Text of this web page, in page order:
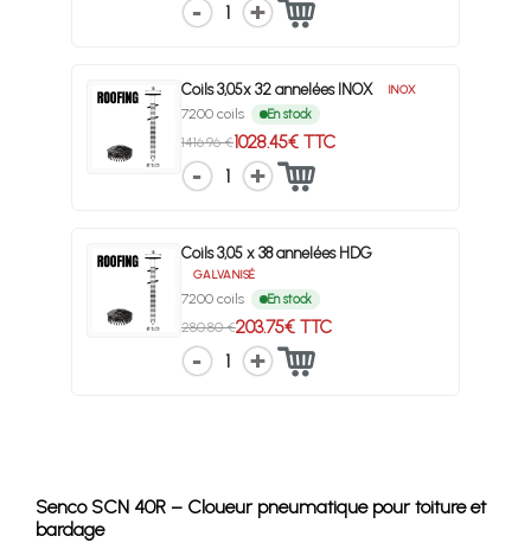
1
Coils 3,05x 32 annelées INOX INOX
7200 coils En stock
1416.96 €1028.45€ TTC
1
Coils 3,05 x 38 annelées HDG
GALVANISÉ
7200 coils En stock
280.80 €203.75€ TTC
1
Senco SCN 40R – Cloueur pneumatique pour toiture et
bardage